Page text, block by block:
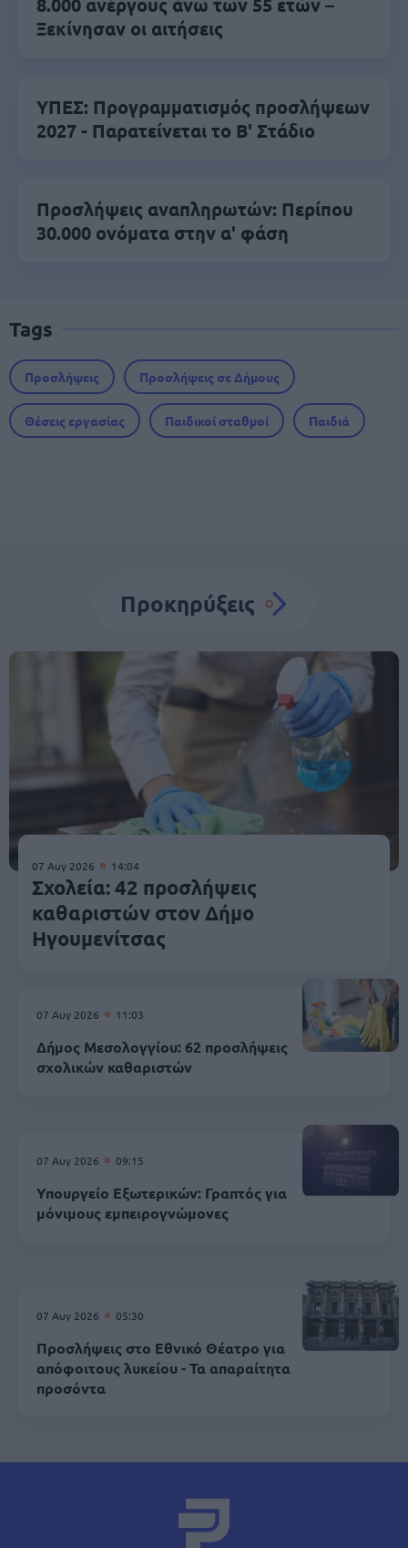
Ξεκίνησαν οι αιτήσεις
ΥΠΕΣ: Προγραμματισμός προσλήψεων
2027 - Παρατείνεται το Β' Στάδιο
Προσλήψεις αναπληρωτών: Περίπου
30.000 ονόματα στην α' φάση
Tags
Προσλήψεις Προσλήψεις σε Δήμους
Θέσεις εργασίας Παιδικοί σταθμοί Παιδιά
Προκηρύξεις
07 Αυγ 2026 14:04
Σχολεία: 42 προσλήψεις
καθαριστών στον Δήμο
Ηγουμενίτσας
07 Αυγ 2026 11:03
Δήμος Μεσολογγίου: 62 προσλήψεις
σχολικών καθαριστών
07 Αυγ 2026 09:15
Υπουργείο Εξωτερικών: Γραπτός για
μόνιμους εμπειρογνώμονες
07 Αυγ 2026 05:30
Προσλήψεις στο Εθνικό Θέατρο για
απόφοιτους λυκείου - Τα απαραίτητα
προσόντα